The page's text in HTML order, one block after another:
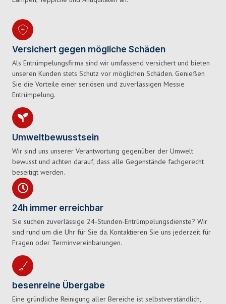
Versichert gegen mögliche Schäden
Als Entrümpelungsfirma sind wir umfassend versichert und bieten
unseren Kunden stets Schutz vor möglichen Schäden. Genießen
Sie die Vorteile einer seriösen und zuverlässigen Messie
Entrümpelung.
Umweltbewusstsein
Wir sind uns unserer Verantwortung gegenüber der Umwelt
bewusst und achten darauf, dass alle Gegenstände fachgerecht
beseitigt werden.
24h immer erreichbar
Sie suchen zuverlässige 24-Stunden-Entrümpelungsdienste? Wir
sind rund um die Uhr für Sie da. Kontaktieren Sie uns jederzeit für
Fragen oder Terminvereinbarungen.
besenreine Übergabe
Eine gründliche Reinigung aller Bereiche ist selbstverständlich,